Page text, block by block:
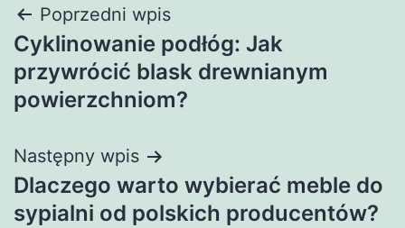
Nawigacja
wpisu
Poprzedni wpis
Cyklinowanie podłóg: Jak
przywrócić blask drewnianym
powierzchniom?
Następny wpis
Dlaczego warto wybierać meble do
sypialni od polskich producentów?